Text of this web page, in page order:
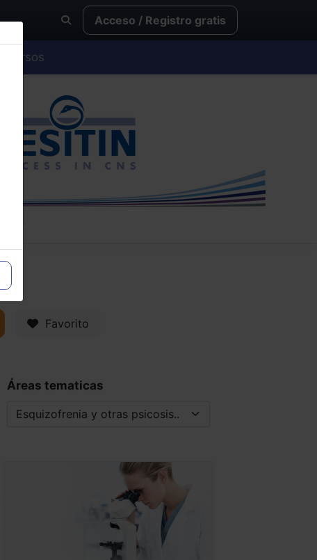
Acceso / Registro gratis
Cursos
Favorito
Áreas tematicas